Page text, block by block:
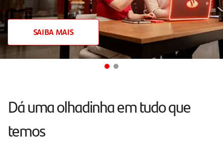
dia,
com
atendimento
chat,
onde
SAIBA MAIS
Dá uma olhadinha em tudo que
temos